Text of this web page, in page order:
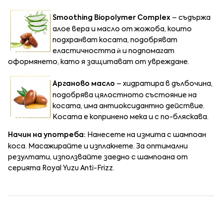
Smoothing Biopolymer Complex – съдържа
алое вера и масло от жожоба, които
подхранват косата, подобряват
еластичността ѝ и подпомагат
оформянето, като я защитават от увреждане.
Арганово масло – хидратира в дълбочина,
подобрява цялостното състояние на
косата, има антиоксидантно действие.
Косата е копринено мека и с по-бляскава.
Начин на употреба: Нанесете на измита с шампоан
коса. Масажирайте и изплакнете. За оптимални
резултати, използвайте заедно с шампоана от
серията Royal Yuzu Anti-Frizz.